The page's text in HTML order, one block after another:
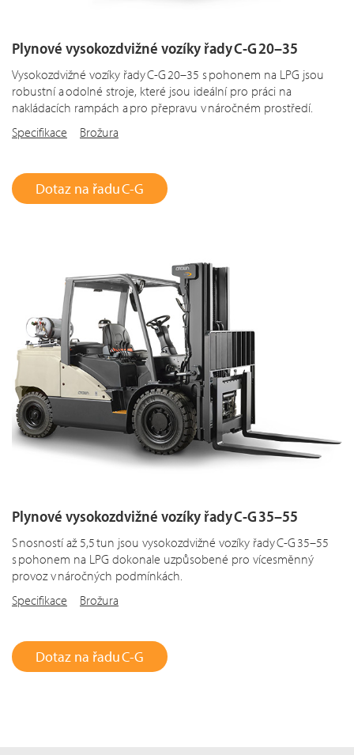
Plynové vysokozdvižné vozíky řady C-G 20–35
Vysokozdvižné vozíky řady C-G 20–35 s pohonem na LPG jsou
robustní a odolné stroje, které jsou ideální pro práci na
nakládacích rampách a pro přepravu v náročném prostředí.
Specifikace
Brožura
Dotaz na řadu C-G
Plynové vysokozdvižné vozíky řady C-G 35–55
S nosností až 5,5 tun jsou vysokozdvižné vozíky řady C-G 35–55
s pohonem na LPG dokonale uzpůsobené pro vícesměnný
provoz v náročných podmínkách.
Specifikace
Brožura
Dotaz na řadu C-G